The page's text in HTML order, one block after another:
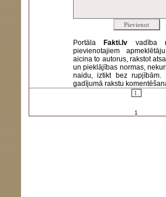
Portāla Fakti.lv vadība
pievienotajiem
aicina to autorus, rakstot
un pieklājības normas,
naidu, iztikt bez rupjībām.
gadījumā rakstu
1.
1